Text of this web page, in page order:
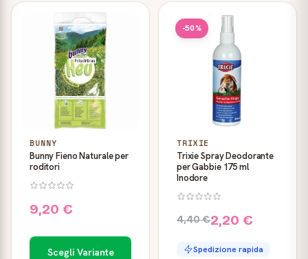
Prodotti
BUNNY
Bunny Fieno Naturale per
roditori
9,20 €
Scegli Variante
-50%
TRIXIE
Trixie Spray Deodorante
per Gabbie 175 ml
Inodore
4,40 €2,20 €
Spedizione rapida